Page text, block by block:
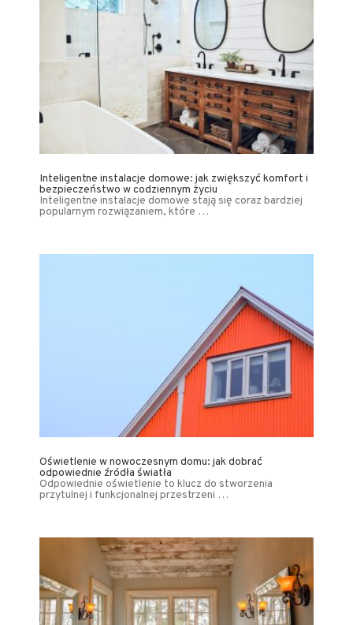
Inteligentne instalacje domowe: jak zwiększyć komfort i
bezpieczeństwo w codziennym życiu
Inteligentne instalacje domowe stają się coraz bardziej
popularnym rozwiązaniem, które …
Oświetlenie w nowoczesnym domu: jak dobrać
odpowiednie źródła światła
Odpowiednie oświetlenie to klucz do stworzenia
przytulnej i funkcjonalnej przestrzeni …